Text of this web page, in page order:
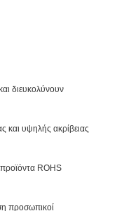
διευκολύνουν
και υψηλής ακρίβειας
ROHS
προσωπικοί